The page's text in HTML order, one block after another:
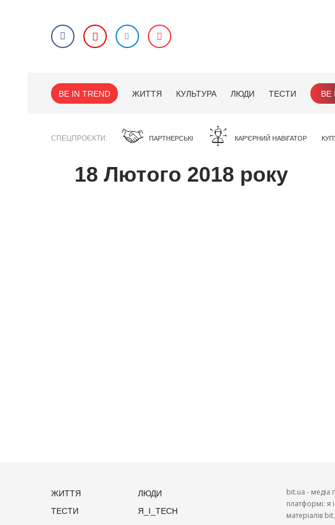
BE IN TREND ЖИТТЯ КУЛЬТУРА ЛЮДИ ТЕСТИ BE
СПЕЦПРОЄКТИ ПАРТНЕРСЬКІ КАР'ЄРНИЙ НАВІГАТОР
18 Лютого 2018 року
ЖИТТЯ
ЛЮДИ
ТЕСТИ
Я_І_TECH
bit.ua - медіа
платформі: я
матеріалів